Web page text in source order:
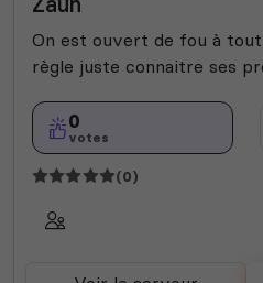
On est ouvert de fou à
règle juste connaitre ses
0
votes
(0)